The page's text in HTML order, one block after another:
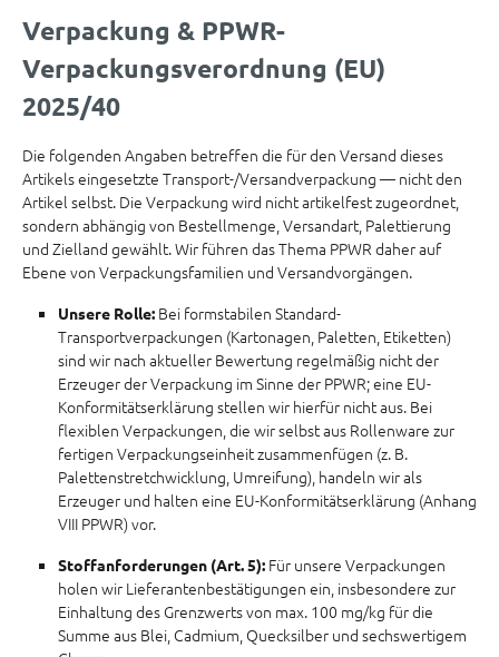
Verpackung & PPWR-
Verpackungsverordnung (EU)
2025/40
Die folgenden Angaben betreffen die für den Versand dieses
Artikels eingesetzte Transport-/Versandverpackung — nicht den
Artikel selbst. Die Verpackung wird nicht artikelfest zugeordnet,
sondern abhängig von Bestellmenge, Versandart, Palettierung
und Zielland gewählt. Wir führen das Thema PPWR daher auf
Ebene von Verpackungsfamilien und Versandvorgängen.
Unsere Rolle: Bei formstabilen Standard-
Transportverpackungen (Kartonagen, Paletten, Etiketten)
sind wir nach aktueller Bewertung regelmäßig nicht der
Erzeuger der Verpackung im Sinne der PPWR; eine EU-
Konformitätserklärung stellen wir hierfür nicht aus. Bei
flexiblen Verpackungen, die wir selbst aus Rollenware zur
fertigen Verpackungseinheit zusammenfügen (z. B.
Palettenstretchwicklung, Umreifung), handeln wir als
Erzeuger und halten eine EU-Konformitätserklärung (Anhang
VIII PPWR) vor.
Stoffanforderungen (Art. 5): Für unsere Verpackungen
holen wir Lieferantenbestätigungen ein, insbesondere zur
Einhaltung des Grenzwerts von max. 100 mg/kg für die
Summe aus Blei, Cadmium, Quecksilber und sechswertigem